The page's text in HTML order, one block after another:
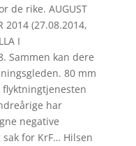
de rike. AUGUST
2014 (27.08.2014,
I
Sammen kan dere
80 mm
flyktningtjenesten
har
negative
for KrF… Hilsen